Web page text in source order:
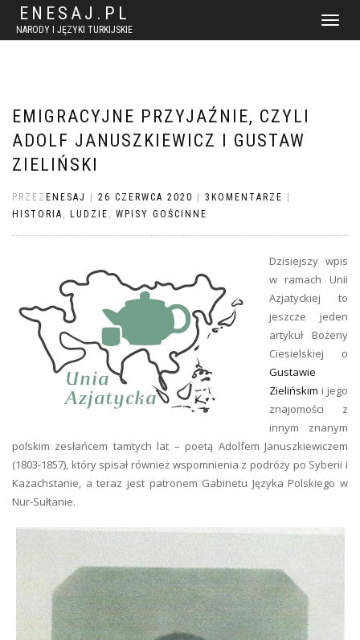
ENESAJ.PL
NARODY I JĘZYKI TURKIJSKIE
WŁĄCZ
EMIGRACYJNE PRZYJAŹNIE, CZYLI
ADOLF JANUSZKIEWICZ I GUSTAW
ZIELIŃSKI
PRZEZ ENESAJ 26 CZERWCA 2020 3KOMENTARZE
HISTORIA , LUDZIE , WPISY GOŚCINNE
Dzisiejszy wpis
w ramach Unii
Azjatyckiej to
jeszcze jeden
artykuł Bożeny
Ciesielskiej o
Gustawie
Zielińskim i jego
znajomości z
innym znanym
polskim zesłańcem tamtych lat – poetą Adolfem Januszkiewiczem
(1803-1857), który spisał również wspomnienia z podróży po Syberii i
Kazachstanie, a teraz jest patronem Gabinetu Języka Polskiego w
Nur-Sułtanie.